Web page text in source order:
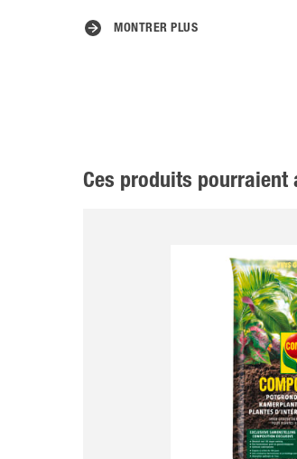
MONTRER PLUS
Ces produits pourraient